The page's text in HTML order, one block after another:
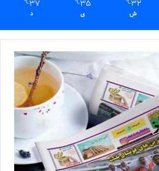
32
℃
ش
35
℃
ی
37
℃
د